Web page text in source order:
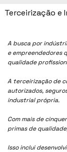
A busca por
e empreendedores
qualidade
A terceirização de
autorizados,
industrial própria.
Com mais de
primas de
Isso inclui
Terceirização e